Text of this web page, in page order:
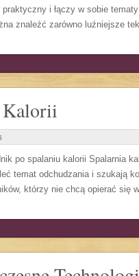
i łączy w sobie
znaleźć zarówno luźniejsze
Kalorii
po spalaniu kalorii Spalarnia
temat odchudzania i szukają
którzy nie chcą opierać się